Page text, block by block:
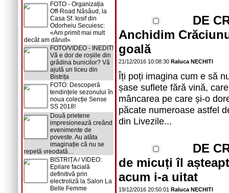
FOTO - Organizația
Off-Road Năsăud, la
Casa Sf. Iosif din
Odorheiu Secuiesc:
«Am primit mai mult
decât am dăruit»
FOTO/VIDEO - INEDIT!
Vă e dor de roșiile din
grădina bunicilor? Vă
ajută un liceu din
Bistrița
FOTO: Descoperă
tendințele sezonului în
noua colecție Sense
SS 2018!
Două prietene
impresionează creând
evenimente de
poveste. Au atâta
imaginație că nu se
repetă vreodată…
BISTRIȚA / VIDEO:
Epilare facială
definitivă prin
electroliză la Salon La
Belle Femme
DE
Anchidim
goală
21/12/2016 10:08:30 Raluca NECHITI
Îți poți imagina cum e să
șase suflete fără vină,
mâncarea pe care și-o
păcate numeroase astfel
din Livezile...
DE
de micuți îl
acum i-a uitat
19/12/2016 20:50:01 Raluca NECHITI